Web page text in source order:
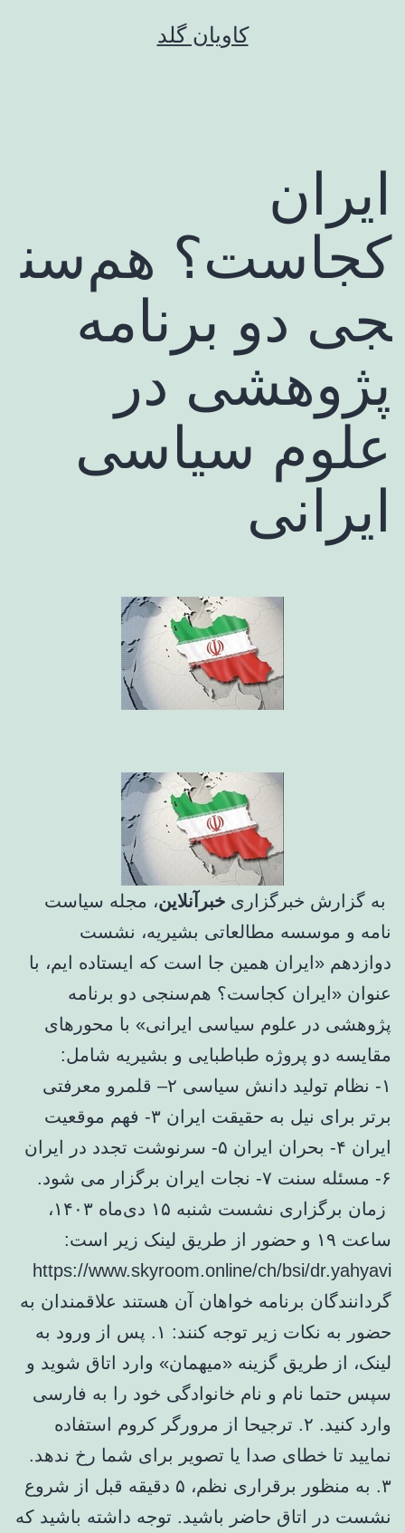
کاویان گلد
ایران
کجاست؟ هم‌سن
جی دو برنامه
پژوهشی در
علوم سیاسی
ایرانی
به گزارش خبرگزاری خبرآنلاین، مجله سیاست
نامه و موسسه مطالعاتی بشیریه، نشست
دوازدهم «ایران همین جا است که ایستاده ایم، با
عنوان «ایران کجاست؟ هم‌سنجی دو برنامه
پژوهشی در علوم سیاسی ایرانی» با محورهای
مقایسه دو پروژه طباطبایی و بشیریه شامل:
۱- نظام تولید دانش سیاسی ۲– قلمرو معرفتی
برتر برای نیل به حقیقت ایران ۳- فهم موقعیت
ایران ۴- بحران ایران ۵- سرنوشت تجدد در ایران
۶- مسئله سنت ۷- نجات ایران برگزار می شود.
زمان برگزاری نشست شنبه ۱۵ دی‌ماه ۱۴۰۳،
ساعت ۱۹ و حضور از طریق لینک زیر است:
https://www.skyroom.online/ch/bsi/dr.yahyavi
گردانندگان برنامه خواهان آن هستند علاقمندان به
حضور به نکات زیر توجه کنند: ۱. پس از ورود به
لینک، از طریق گزینه «میهمان» وارد اتاق شوید و
سپس حتما نام و نام خانوادگی خود را به فارسی
وارد کنید. ۲. ترجیحا از مرورگر کروم استفاده
نمایید تا خطای صدا یا تصویر برای شما رخ ندهد.
۳. به منظور برقراری نظم، ۵ دقیقه قبل از شروع
نشست در اتاق حاضر باشید. توجه داشته باشید که